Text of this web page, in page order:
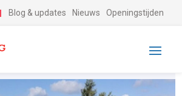
Blog & updates Nieuws Openingstijden